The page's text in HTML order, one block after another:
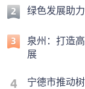
绿色发展助
泉州：打造
展
宁德市推动